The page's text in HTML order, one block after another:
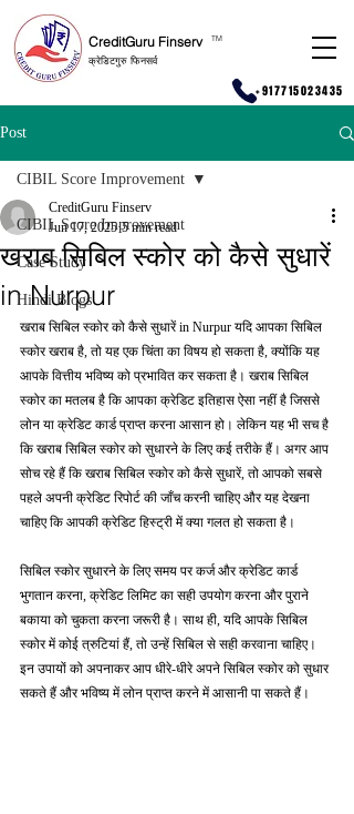
CreditGuru Finserv
क्रेडिटगुरु फिनसर्व
TM
+917715023435
Post
CIBIL Score Improvement
Case Study
Hindi Blogs
CIBIL Score Improvement
खराब सिबिल स्कोर को कैसे सुधारें
in Nurpur
CreditGuru Finserv
Jun 17, 2025 5 min read
खराब सिबिल स्कोर को कैसे सुधारें in Nurpur यदि आपका सिबिल
स्कोर खराब है, तो यह एक चिंता का विषय हो सकता है, क्योंकि यह
आपके वित्तीय भविष्य को प्रभावित कर सकता है। खराब सिबिल
स्कोर का मतलब है कि आपका क्रेडिट इतिहास ऐसा नहीं है जिससे
लोन या क्रेडिट कार्ड प्राप्त करना आसान हो। लेकिन यह भी सच है
कि खराब सिबिल स्कोर को सुधारने के लिए कई तरीके हैं। अगर आप
सोच रहे हैं कि खराब सिबिल स्कोर को कैसे सुधारें, तो आपको सबसे
पहले अपनी क्रेडिट रिपोर्ट की जाँच करनी चाहिए और यह देखना
चाहिए कि आपकी क्रेडिट हिस्ट्री में क्या गलत हो सकता है।
सिबिल स्कोर सुधारने के लिए समय पर कर्ज और क्रेडिट कार्ड
भुगतान करना, क्रेडिट लिमिट का सही उपयोग करना और पुराने
बकाया को चुकता करना जरूरी है। साथ ही, यदि आपके सिबिल
स्कोर में कोई त्रुटियां हैं, तो उन्हें सिबिल से सही करवाना चाहिए।
इन उपायों को अपनाकर आप धीरे-धीरे अपने सिबिल स्कोर को सुधार
सकते हैं और भविष्य में लोन प्राप्त करने में आसानी पा सकते हैं।